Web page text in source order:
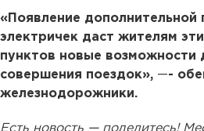
«Появление дополнительной
электричек даст жителям
пунктов новые возможности
совершения поездок», —-
железнодорожники.
Есть новость — поделитесь!